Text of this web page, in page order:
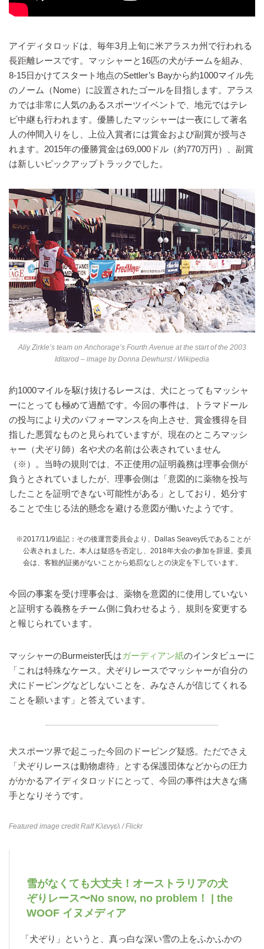
アイディタロッドは、毎年3月上旬に米アラスカ州で行われる
長距離レースです。マッシャーと16匹の犬がチームを組み、
8-15日かけてスタート地点のSettler’s Bayから約1000マイル先
のノーム（Nome）に設置されたゴールを目指します。アラス
カでは非常に人気のあるスポーツイベントで、地元ではテレ
ビ中継も行われます。優勝したマッシャーは一夜にして著名
人の仲間入りをし、上位入賞者には賞金および副賞が授与さ
れます。2015年の優勝賞金は69,000ドル（約770万円）、副賞
は新しいピックアップトラックでした。
Aliy Zirkle’s team on Anchorage’s Fourth Avenue at the start of the 2003
Iditarod – image byDonna Dewhurst / Wikipedia
約1000マイルを駆け抜けるレースは、犬にとってもマッシャ
ーにとっても極めて過酷です。今回の事件は、トラマドール
の投与により犬のパフォーマンスを向上させ、賞金獲得を目
指した悪質なものと見られていますが、現在のところマッシ
ャー（犬ぞり師）名や犬の名前は公表されていません
（※）。当時の規則では、不正使用の証明義務は理事会側が
負うとされていましたが、理事会側は「意図的に薬物を投与
したことを証明できない可能性がある」としており、処分す
ることで生じる法的懸念を避ける意図が働いたようです。
※2017/11/9追記：その後運営委員会より、Dallas Seavey氏であることが
公表されました。本人は疑惑を否定し、2018年大会の参加を辞退。委員
会は、客観的証拠がないことから処罰なしとの決定を下しています。
今回の事案を受け理事会は、薬物を意図的に使用していない
と証明する義務をチーム側に負わせるよう、規則を変更する
と報じられています。
マッシャーのBurmeister氏はガーディアン紙のインタビューに
「これは特殊なケース。犬ぞりレースでマッシャーが自分の
犬にドーピングなどしないことを、みなさんが信じてくれる
ことを願います」と答えています。
犬スポーツ界で起こった今回のドーピング疑惑。ただでさえ
「犬ぞりレースは動物虐待」とする保護団体などからの圧力
がかかるアイディタロッドにとって、今回の事件は大きな痛
手となりそうです。
Featured image creditRalf Κλενγελ / Flickr
雪がなくても大丈夫！オーストラリアの犬
ぞりレース〜No snow, no problem！ | the
WOOF イヌメディア
「犬ぞり」というと、真っ白な深い雪の上をふかふかの